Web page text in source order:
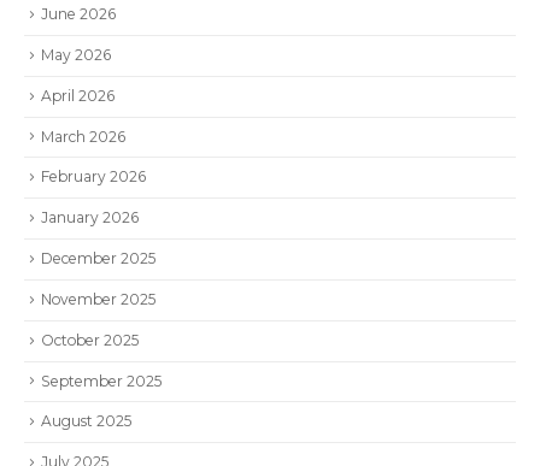
June 2026
May 2026
April 2026
March 2026
February 2026
January 2026
December 2025
November 2025
October 2025
September 2025
August 2025
July 2025